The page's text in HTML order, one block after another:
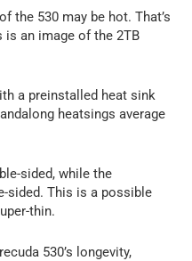
the 530 may be hot. That’s
is an image of the 2TB
a preinstalled heat sink
heatsings average
sided, while the
sided. This is a possible
thin.
530’s longevity,